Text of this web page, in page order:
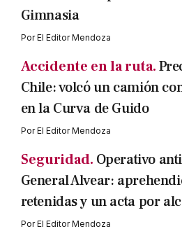
Gimnasia
PorEl Editor Mendoza
Accidente en la ruta.
Chile: volcó un camión
en la Curva de Guido
PorEl Editor Mendoza
Seguridad. Operativo
General Alvear:
retenidas y un acta por
PorEl Editor Mendoza